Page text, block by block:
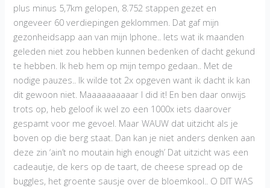
plus minus 5,7km gelopen, 8.752 stappen gezet en
ongeveer 60 verdiepingen geklommen. Dat gaf mijn
gezonheidsapp aan van mijn Iphone.. Iets wat ik maanden
geleden niet zou hebben kunnen bedenken of dacht gekund
te hebben. Ik heb hem op mijn tempo gedaan.. Met de
nodige pauzes.. Ik wilde tot 2x opgeven want ik dacht ik kan
dit gewoon niet. Maaaaaaaaaar I did it! En ben daar onwijs
trots op, heb geloof ik wel zo een 1000x iets daarover
gespamt voor me gevoel. Maar WAUW dat uitzicht als je
boven op die berg staat. Dan kan je niet anders denken aan
deze zin ‘ain’t no moutain high enough’ Dat uitzicht was een
cadeautje, de kers op de taart, de cheese spread op de
buggles, het groente sausje over de bloemkool.. O DIT WAS